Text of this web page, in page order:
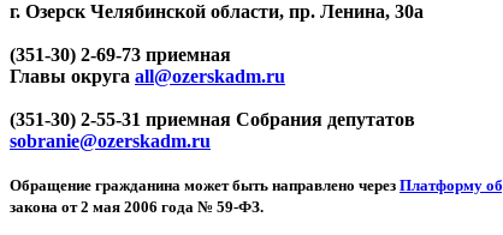
г. Озерск Челябинской области, пр. Ленина, 30а
(351-30) 2-69-73 приемная
Главы округа all@ozerskadm.ru
(351-30) 2-55-31 приемная Собрания депутатов
sobranie@ozerskadm.ru
Обращение гражданина может быть направлено через Платформу
закона от 2 мая 2006 года № 59-ФЗ.